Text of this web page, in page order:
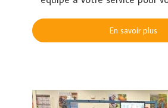
En savoir plus